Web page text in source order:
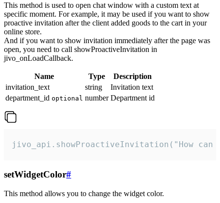
This method is used to open chat window with a custom text at
specific moment. For example, it may be used if you want to show
proactive invitation after the client added goods to the cart in your
online store.
And if you want to show invitation immediately after the page was
open, you need to call showProactiveInvitation in
jivo_onLoadCallback.
Name Type
Description
invitation_text
string
Invitation text
department_id optional number Department id
jivo_api.showProactiveInvitation("How
setWidgetColor#
This method allows you to change the widget color.